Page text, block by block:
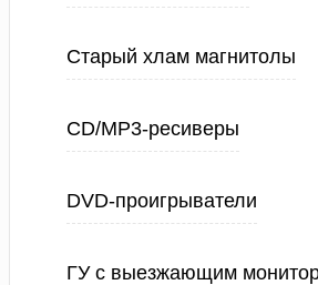
Старый хлам магнитолы
CD/MP3-ресиверы
DVD-проигрыватели
ГУ с выезжающим